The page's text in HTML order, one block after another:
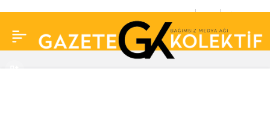
biliyormuşuz… Canan